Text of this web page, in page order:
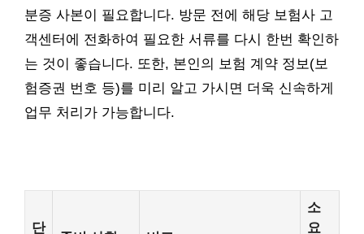
분증 사본이 필요합니다. 방문 전에 해당 보험사 고
객센터에 전화하여 필요한 서류를 다시 한번 확인하
는 것이 좋습니다. 또한, 본인의 보험 계약 정보(보
험증권 번호 등)를 미리 알고 가시면 더욱 신속하게
업무 처리가 가능합니다.
단
소
요